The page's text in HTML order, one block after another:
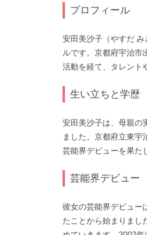
プロフィール
安田美沙子（やすだ
ルです。京都府宇治市
活動を経て、タレント
生い立ちと学歴
安田美沙子は、母親の
ました。京都府立東宇
芸能界デビューを果た
芸能界デビュー
彼女の芸能界デビュー
たことから始まりまし